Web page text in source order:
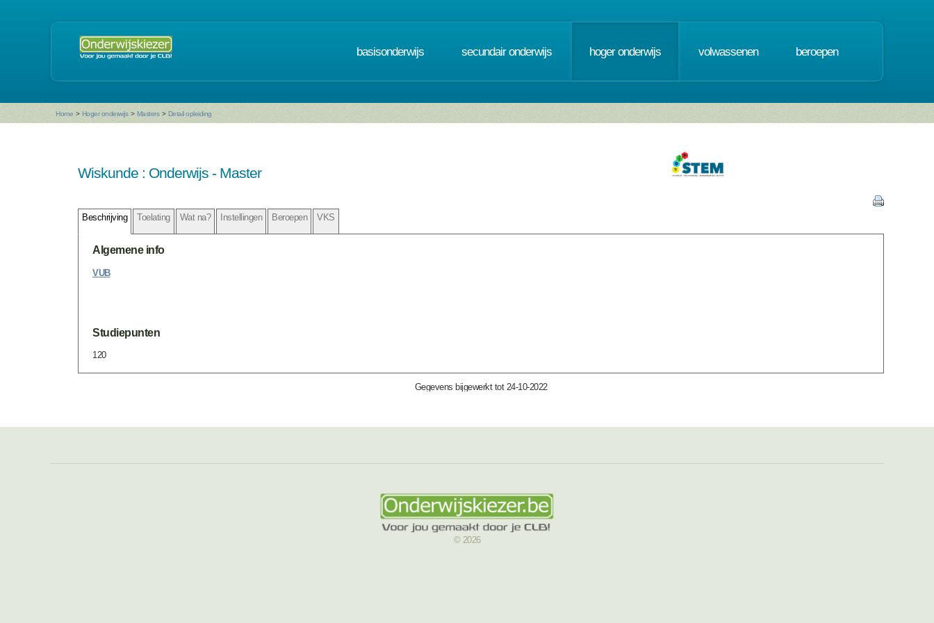
basisonderwijs secundair onderwijs hoger onderwijs volwassenen beroepen
Home > Hoger onderwijs > Masters > Detail opleiding
Wiskunde : Onderwijs - Master
Beschrijving Toelating Wat na? Instellingen Beroepen VKS
Algemene info
VUB
Studiepunten
120
Gegevens bijgewerkt tot 24-10-2022
© 2026